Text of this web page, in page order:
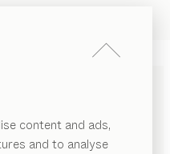
content and ads,
and to analyse